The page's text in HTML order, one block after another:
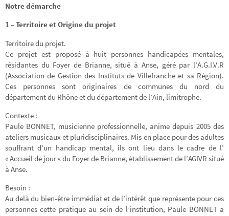
Notre démarche
1 – Territoire et Origine du projet
Territoire du projet.
Ce projet est proposé à huit personnes handicapées mentales,
résidantes du Foyer de Brianne, situé à Anse, géré par l’A.G.I.V.R
(Association de Gestion des Instituts de Villefranche et sa Région).
Ces personnes sont originaires de communes du nord du
département du Rhône et du département de l’Ain, limitrophe.
Contexte :
Paule BONNET, musicienne professionnelle, anime depuis 2005 des
ateliers musicaux et pluridisciplinaires. Mis en place pour des adultes
souffrant d’un handicap mental, ils ont lieu dans le cadre de l’
« Accueil de jour « du Foyer de Brianne, établissement de l’AGIVR situé
à Anse.
Besoin :
Au delà du bien-être immédiat et de l’intérêt que représente pour ces
personnes cette pratique au sein de l’institution, Paule BONNET a